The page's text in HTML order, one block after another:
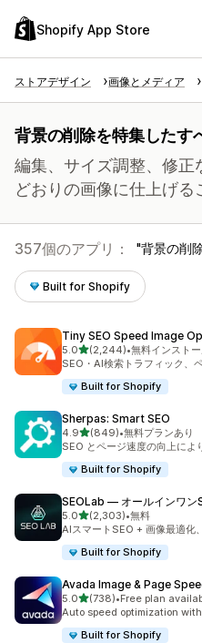
Shopify App Store
ストアデザイン 画像とメディア
背景の削除を特集したす
編集、サイズ調整、修正
どおりの画像に仕上げる
357個のアプリ： 背景の削
Built for Shopify
Tiny SEO Speed Image
5.05つ星中
(2,244)
合計レビュー数：2244件
•無料インスト
SEO・AI検索トラフィック、
Built for Shopify
Sherpas: Smart SEO
4.95つ星中
(849)
合計レビュー数：849件
•無料プランあり
SEO とページ速度の向上によ
Built for Shopify
SEOLab — オールインワン
5.05つ星中
(2,303)
合計レビュー数：2303件
•無料
AIスマートSEO + 画像最適化
Built for Shopify
Avada Image & Page
5.05つ星中
(738)
合計レビュー数：738件
•Free plan
Auto speed optimization
Built for Shopify